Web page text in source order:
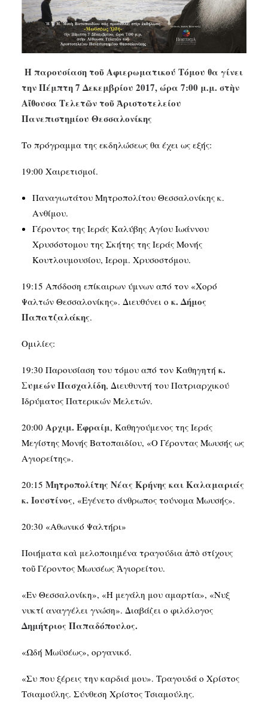
Η παρουσίαση τοῦ Αφιερωματικού Τόμου θα γίνει
την Πέμπτη 7 Δεκεμβρίου 2017, ώρα 7:00 μ.μ. στὴν
Αἴθουσα Τελετῶν τοῦ Ἀριστοτελείου
Πανεπιστημίου Θεσσαλονίκης
Το πρόγραμμα της εκδηλώσεως θα έχει ως εξής:
19:00 Χαιρετισμοί.
Παναγιωτάτου Μητροπολίτου Θεσσαλονίκης κ.
Ανθίμου.
Γέροντος της Ιεράς Καλύβης Αγίου Ιωάννου
Χρυσόστομου της Σκήτης της Ιεράς Μονής
Κουτλουμουσίου, Ιερομ. Χρυσοστόμου.
19:15 Απόδοση επίκαιρων ύμνων από τον «Χορό
Ψαλτών Θεσσαλονίκης». Διευθύνει ο κ. Δήμος
Παπατζαλάκης.
Ομιλίες:
19:30 Παρουσίαση του τόμου από τον Καθηγητή κ.
Συμεών Πασχαλίδη, Διευθυντή του Πατριαρχικού
Ιδρύματος Πατερικών Μελετών.
20:00 Αρχιμ. Εφραίμ, Καθηγούμενος της Ιεράς
Μεγίστης Μονής Βατοπαιδίου, «Ο Γέροντας Μωυσής ως
Αγιορείτης».
20:15 Μητροπολίτης Νέας Κρήνης και Καλαμαριάς
κ. Ι­ου­στίνος, «Εγένε­το άνθρωπος τούνομα Μωυσής».
20:30 «Αθωνικό Ψαλτήρι»
Ποιήματα καὶ μελοποιημένα τραγούδια ἀπὸ στίχους
τοῦ Γέροντος Μωυσέως Ἁγιορείτου.
«Εν Θεσσαλονίκη», «Η μεγάλη μου αμαρτία», «Νυξ
νυκτί αναγγέλει γνώση». Διαβάζει ο φιλόλογος
Δημήτριος Παπαδόπουλος.
«Ωδή Μωϋσέως», οργανικό.
«Συ που ξέρεις την καρδιά μου». Τραγουδά ο Χρίστος
Τσιαμούλης. Σύνθεση Χρίστος Τσιαμούλης.